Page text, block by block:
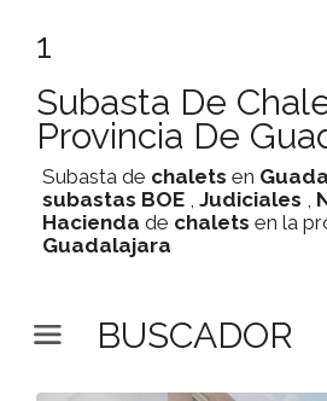
1
Subasta De
Provincia De
Subasta de chalets en
subastas BOE , Judiciales ,
Hacienda de chalets en la
Guadalajara
BUSCADOR